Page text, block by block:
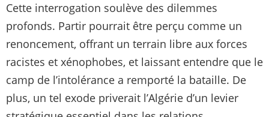
Cette interrogation soulève des dilemmes
profonds. Partir pourrait être perçu comme un
renoncement, offrant un terrain libre aux forces
racistes et xénophobes, et laissant entendre que le
camp de l’intolérance a remporté la bataille. De
plus, un tel exode priverait l’Algérie d’un levier